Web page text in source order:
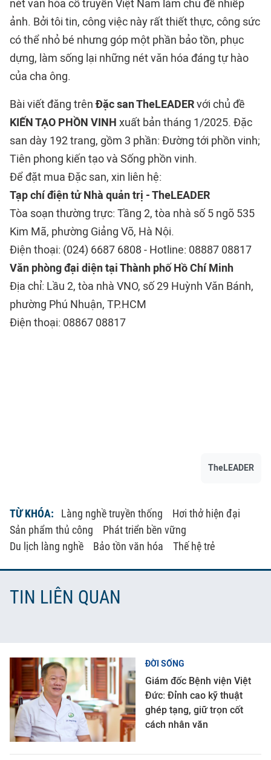
nét văn hóa cổ truyền Việt Nam làm chủ đề nhiếp
ảnh. Bởi tôi tin, công việc này rất thiết thực, công sức
có thể nhỏ bé nhưng góp một phần bảo tồn, phục
dựng, làm sống lại những nét văn hóa đáng tự hào
của cha ông.
Bài viết đăng trênĐặc san TheLEADERvới chủ đề
KIẾN TẠO PHỒN VINH xuất bản tháng 1/2025. Đặc
san dày 192 trang, gồm 3 phần: Đường tới phồn vinh;
Tiên phong kiến tạo và Sống phồn vinh.
Để đặt mua Đặc san, xin liên hệ:
Tạp chí điện tử Nhà quản trị - TheLEADER
Tòa soạn thường trực: Tầng 2, tòa nhà số 5 ngõ 535
Kim Mã, phường Giảng Võ, Hà Nội.
Điện thoại: (024) 6687 6808 - Hotline: 08887 08817
Văn phòng đại diện tại Thành phố Hồ Chí Minh
Địa chỉ: Lầu 2, tòa nhà VNO, số 29 Huỳnh Văn Bánh,
phường Phú Nhuận, TP.HCM
Điện thoại: 08867 08817
TheLEADER
TỪ KHÓA: Làng nghề truyền thống
Hơi thở hiện đại
Sản phẩm thủ công
Phát triển bền vững
Du lịch làng nghề
Bảo tồn văn hóa Thế hệ trẻ
TIN LIÊN QUAN
ĐỜI SỐNG
Giám đốc Bệnh viện Việt
Đức: Đỉnh cao kỹ thuật
ghép tạng, giữ trọn cốt
cách nhân văn